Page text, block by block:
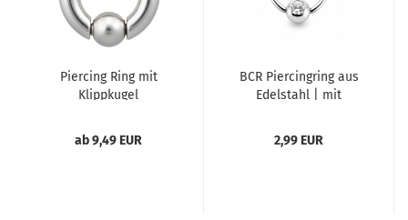
Piercing Ring mit
Klippkugel
ab 9,49 EUR
BCR Piercingring aus
Edelstahl | mit
2,99 EUR